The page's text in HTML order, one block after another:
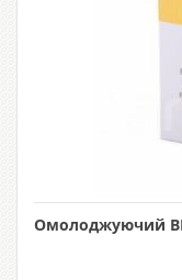
Омолоджуючий